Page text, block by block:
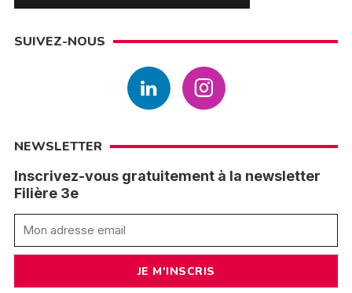
SUIVEZ-NOUS
NEWSLETTER
Inscrivez-vous gratuitement à la newsletter
Filière 3e